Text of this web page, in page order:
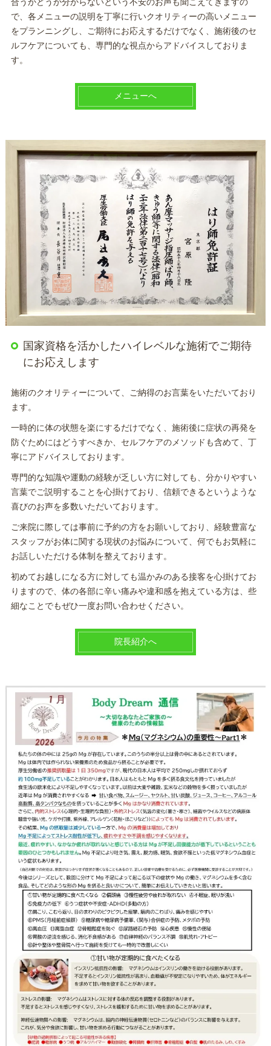
で、各メニューの説明を丁寧に行いクオリティーの高いメニュー
をプランニングし、ご期待にお応えするだけでなく、施術後のセ
ルフケアについても、専門的な視点からアドバイスしておりま
す。
メニューへ
国家資格を活かしたハイレベルな施術でご期待
にお応えします
施術のクオリティーについて、ご納得のお言葉をいただいており
ます。
一時的に体の状態を楽にするだけでなく、施術後に症状の再発を
防ぐためにはどうすべきか、セルフケアのメソッドも含めて、丁
寧にアドバイスしております。
専門的な知識や運動の経験が乏しい方に対しても、分かりやすい
言葉でご説明することを心掛けており、信頼できるというような
喜びのお声を多数いただいております。
ご来院に際しては事前に予約の方をお願いしており、経験豊富な
スタッフがお体に関する現状のお悩みについて、何でもお気軽に
お話しいただける体制を整えております。
初めてお越しになる方に対しても温かみのある接客を心掛けてお
りますので、体の各部に辛い痛みや違和感を抱えている方は、些
細なことでもぜひ一度お問い合わせください。
院長紹介へ